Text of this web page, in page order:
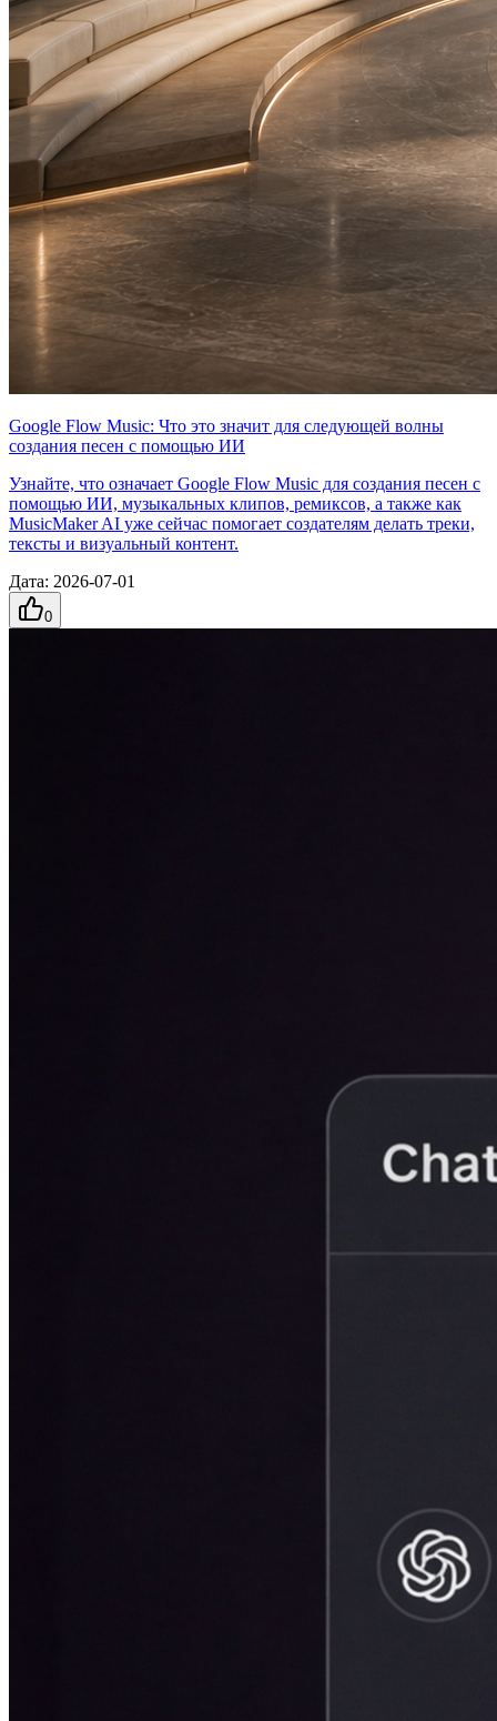
Google Flow Music: Что это значит для следующей волны
создания песен с помощью ИИ
Узнайте, что означает Google Flow Music для создания песен с
помощью ИИ, музыкальных клипов, ремиксов, а также как
MusicMaker AI уже сейчас помогает создателям делать треки,
тексты и визуальный контент.
Дата: 2026-07-01
0